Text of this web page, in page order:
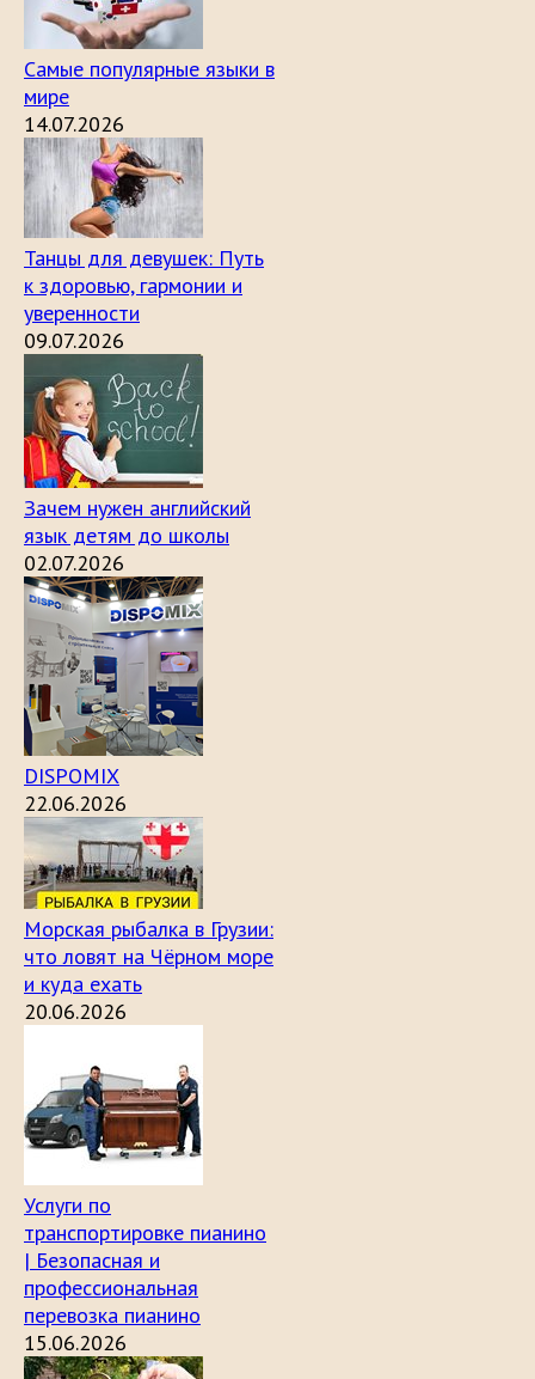
Самые популярные языки в
мире
14.07.2026
Танцы для девушек: Путь
к здоровью, гармонии и
уверенности
09.07.2026
Зачем нужен английский
язык детям до школы
02.07.2026
DISPOMIX
22.06.2026
Морская рыбалка в Грузии:
что ловят на Чёрном море
и куда ехать
20.06.2026
Услуги по
транспортировке пианино
| Безопасная и
профессиональная
перевозка пианино
15.06.2026